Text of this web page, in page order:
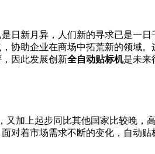
日新月异，人们新的寻求已是一
协助企业在商场中拓荒新的领域
因此发展创新全自动贴标机是未来
加上起步同比其他国家比较晚，
着市场需求不断的变化，自动